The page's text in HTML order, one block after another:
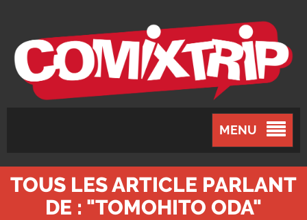
MENU
TOUS LES ARTICLE PARLANT
DE : "TOMOHITO ODA"